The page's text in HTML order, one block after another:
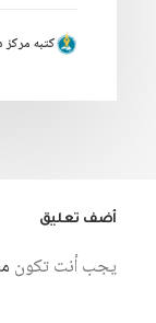
كتبه مركز
أضف تعليق
يجب أنت تكون